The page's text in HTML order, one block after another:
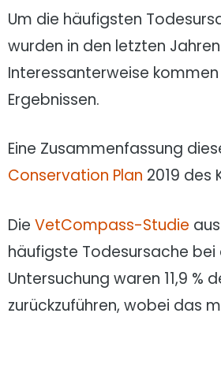
Um die häufigsten
wurden in den letzten
Interessanterweise
Ergebnissen.
Eine Zusammenfassung
Conservation Plan 2019 des
Die VetCompass-Studie
häufigste Todesursache bei
Untersuchung waren 11,9
zurückzuführen, wobei das